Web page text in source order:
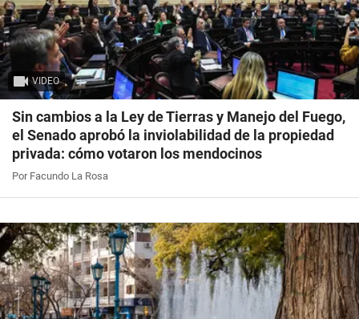
VIDEO
Sin cambios a la Ley de Tierras y Manejo del Fuego,
el Senado aprobó la inviolabilidad de la propiedad
privada: cómo votaron los mendocinos
Por Facundo La Rosa